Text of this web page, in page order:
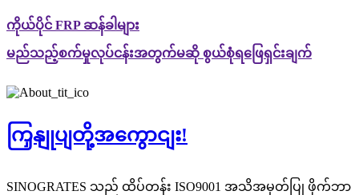
ကိုယ်ပိုင် FRP ဆန်ခါများ
မည်သည့်စက်မှုလုပ်ငန်းအတွက်မဆို စွယ်စုံရဖြေရှင်းချက်
ကြှနျုပျတို့အကွောငျး!
SINOGRATES သည် ထိပ်တန်း ISO9001 အသိအမှတ်ပြု ဖိုက်ဘာ